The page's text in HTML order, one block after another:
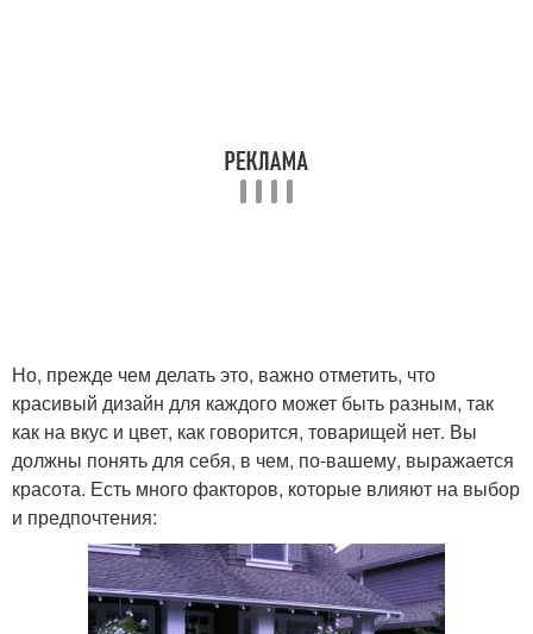
Но, прежде чем делать это, важно отметить, что
красивый дизайн для каждого может быть разным, так
как на вкус и цвет, как говорится, товарищей нет. Вы
должны понять для себя, в чем, по-вашему, выражается
красота. Есть много факторов, которые влияют на выбор
и предпочтения: